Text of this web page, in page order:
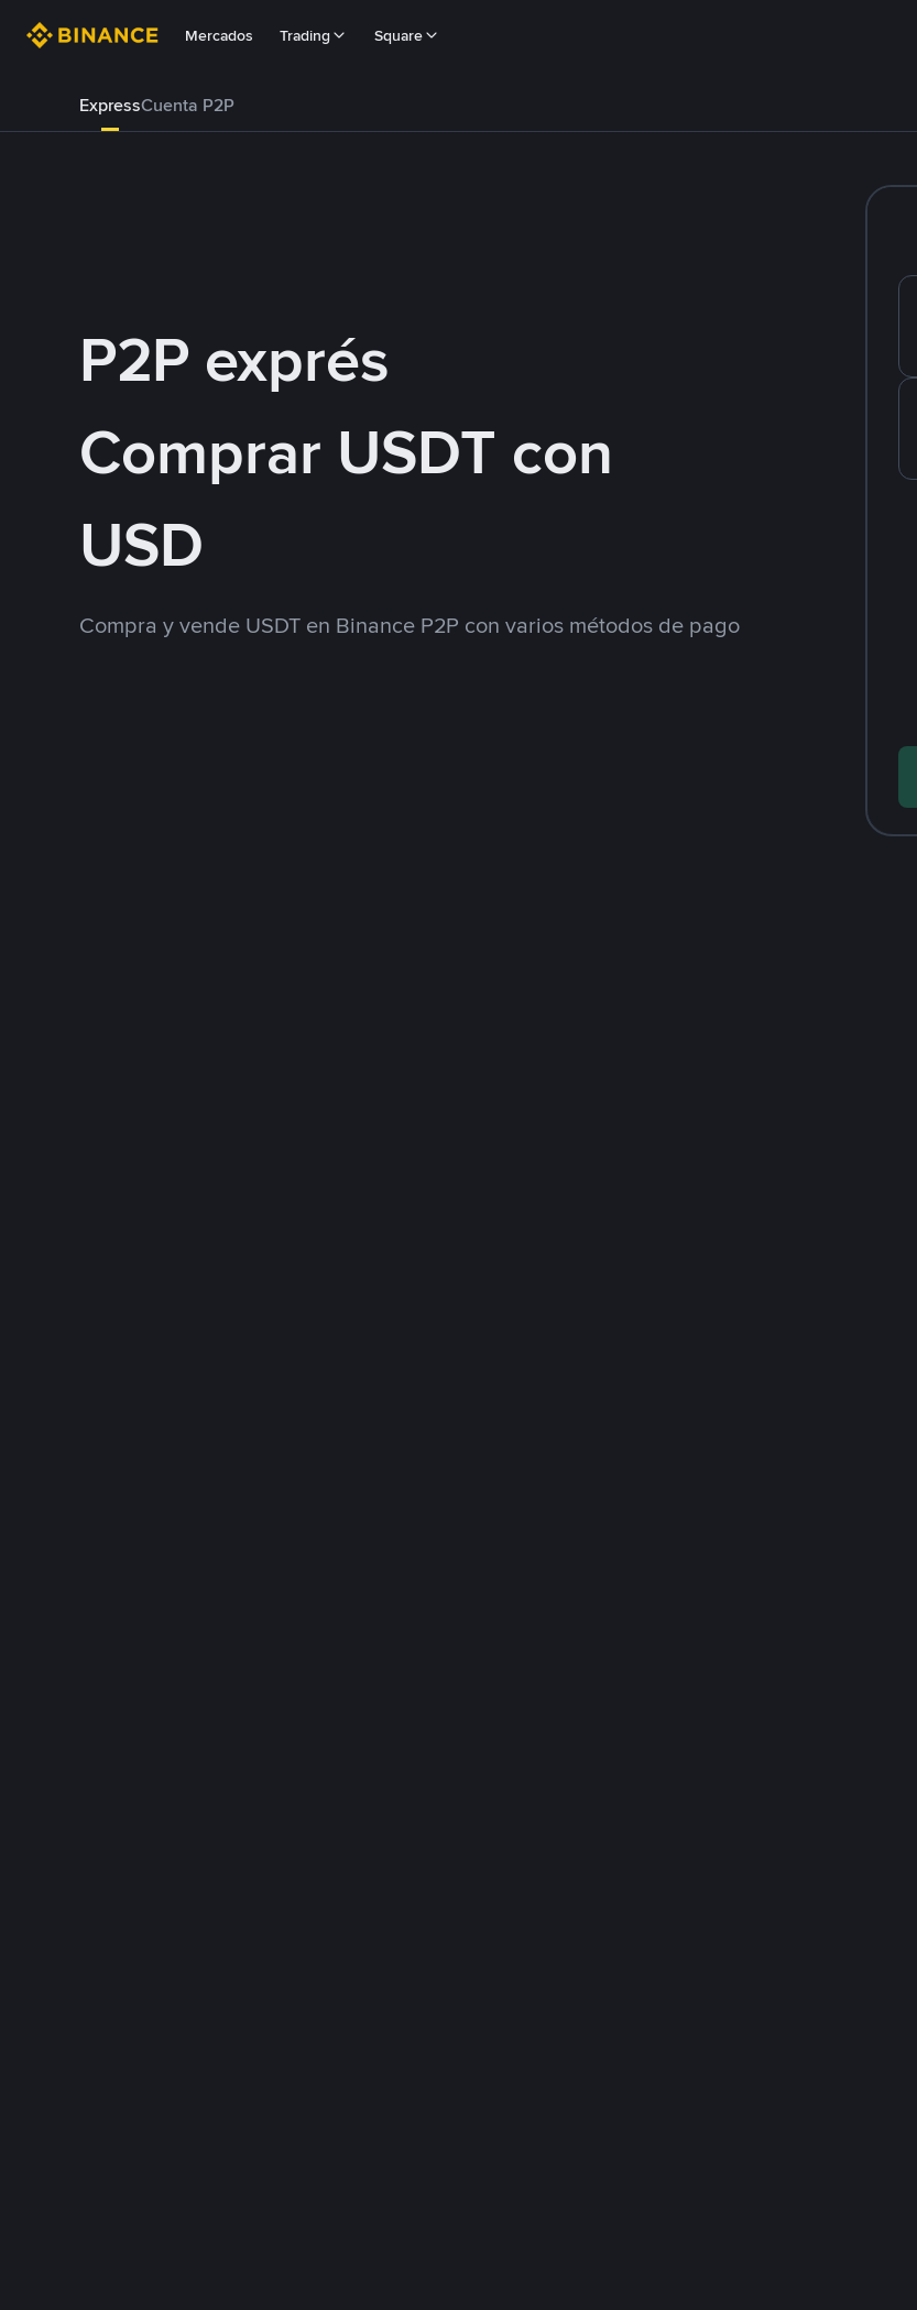
Mercados Trading Square
ExpressCuenta P2P
P2P exprés
Comprar USDT con
USD
Compra y vende USDT en Binance P2P con varios métodos de pago